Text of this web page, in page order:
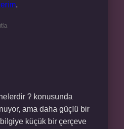
.
? konusunda
ama daha güçlü bir
küçük bir çerçeve